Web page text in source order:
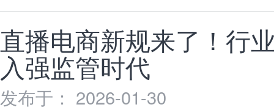
直播电商新规来了！行
入强监管时代
发布于： 2026-01-30